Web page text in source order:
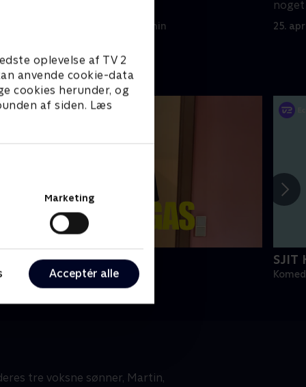
oplevelse af TV 2
anvende cookie-data
cookies herunder, og
af siden. Læs
Marketing
Acceptér alle
18. april 2022 • 26 min 25.
Langt fra Las Vegas
• 5 sæsoner
SJIT
tre voksne sønner, Martin,